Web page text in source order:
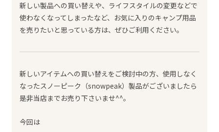
新しい製品への買い替えや、ライフスタイルの変更などで
使わなくなってしまったなど、お気に入りのキャンプ用品
を売りたいと思っている方は、ぜひご利用ください。
新しいアイテムへの買い替えをご検討中の方、使用しなく
なったスノーピーク（snowpeak）製品がございましたら
是非当店までお売り下さいませ^^。
今回は